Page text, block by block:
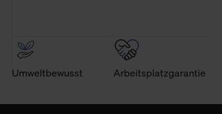
Umweltbewusst Arbeitsplatzgarantie